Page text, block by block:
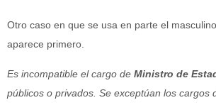
Otro caso en que se usa en parte el
aparece primero.
Es incompatible el cargo de Ministro de
públicos o privados. Se exceptúan los